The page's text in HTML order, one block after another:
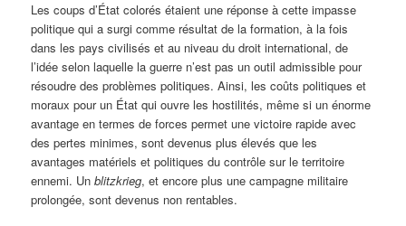
Les coups d’État colorés étaient une réponse à cette impasse
politique qui a surgi comme résultat de la formation, à la fois
dans les pays civilisés et au niveau du droit international, de
l’idée selon laquelle la guerre n’est pas un outil admissible pour
résoudre des problèmes politiques. Ainsi, les coûts politiques et
moraux pour un État qui ouvre les hostilités, même si un énorme
avantage en termes de forces permet une victoire rapide avec
des pertes minimes, sont devenus plus élevés que les
avantages matériels et politiques du contrôle sur le territoire
ennemi. Unblitzkrieg, et encore plus une campagne militaire
prolongée, sont devenus non rentables.